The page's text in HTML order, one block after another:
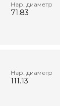
Нар. диаметр
71.83
Нар. диаметр
111.13